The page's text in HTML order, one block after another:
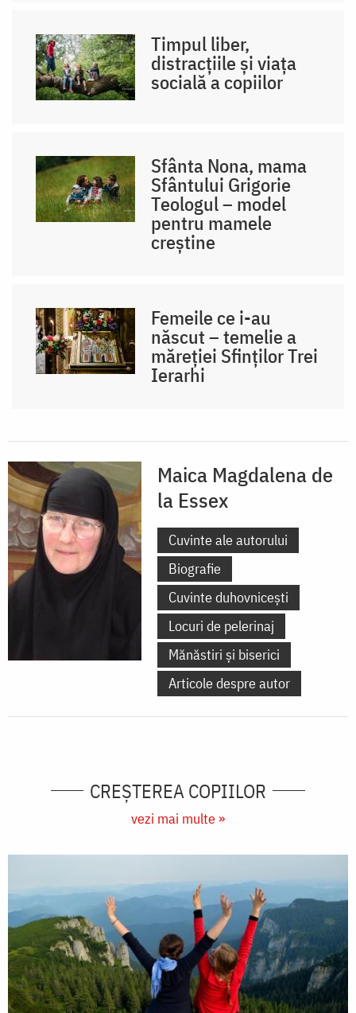
Timpul liber,
distracțiile și viața
socială a copiilor
Sfânta Nona, mama
Sfântului Grigorie
Teologul – model
pentru mamele
creștine
Femeile ce i-au
născut – temelie a
măreției Sfinților Trei
Ierarhi
Maica Magdalena de
la Essex
Cuvinte ale autorului
Biografie
Cuvinte duhovnicești
Locuri de pelerinaj
Mănăstiri și biserici
Articole despre autor
CREŞTEREA COPIILOR
vezi mai multe »